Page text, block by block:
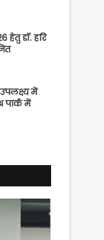
हेतु डॉ. हरि
में
में